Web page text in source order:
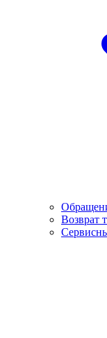
Возврат